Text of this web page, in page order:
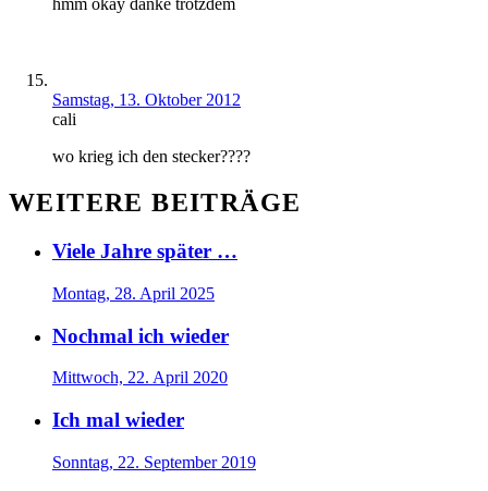
hmm okay danke trotzdem
Samstag, 13. Oktober 2012
cali
wo krieg ich den stecker????
WEITERE BEITRÄGE
Viele Jahre später …
Montag, 28. April 2025
Nochmal ich wieder
Mittwoch, 22. April 2020
Ich mal wieder
Sonntag, 22. September 2019